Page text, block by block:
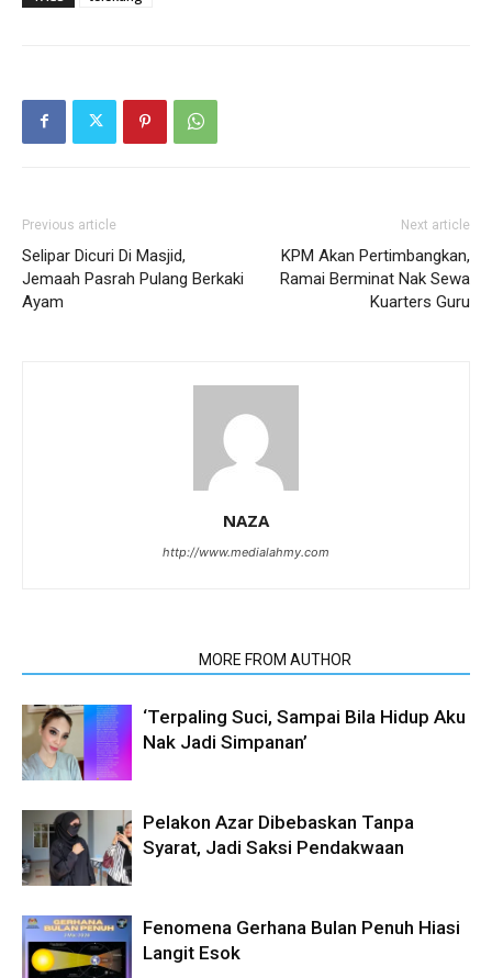
Previous article
Selipar Dicuri Di Masjid,
Jemaah Pasrah Pulang Berkaki
Ayam
Next article
KPM Akan Pertimbangkan,
Ramai Berminat Nak Sewa
Kuarters Guru
NAZA
http://www.medialahmy.com
MORE FROM AUTHOR
‘Terpaling Suci, Sampai Bila Hidup Aku
Nak Jadi Simpanan’
Pelakon Azar Dibebaskan Tanpa
Syarat, Jadi Saksi Pendakwaan
Fenomena Gerhana Bulan Penuh Hiasi
Langit Esok